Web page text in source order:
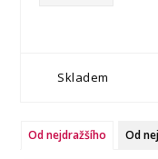
Skladem
Od nejdražšího Od